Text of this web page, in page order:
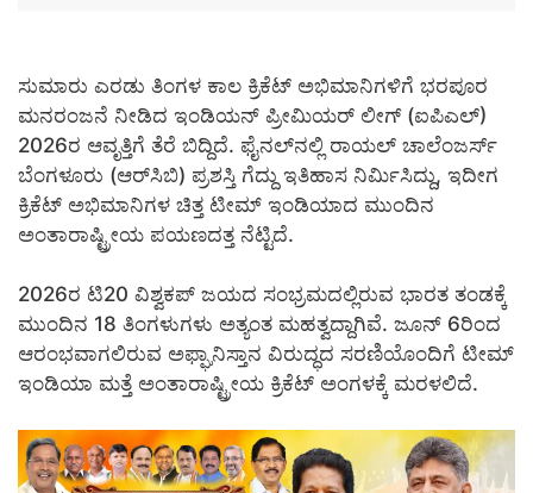
ಸುಮಾರು ಎರಡು ತಿಂಗಳ ಕಾಲ ಕ್ರಿಕೆಟ್ ಅಭಿಮಾನಿಗಳಿಗೆ ಭರಪೂರ
ಮನರಂಜನೆ ನೀಡಿದ ಇಂಡಿಯನ್ ಪ್ರೀಮಿಯರ್ ಲೀಗ್ (ಐಪಿಎಲ್)
2026ರ ಆವೃತ್ತಿಗೆ ತೆರೆ ಬಿದ್ದಿದೆ. ಫೈನಲ್‌ನಲ್ಲಿ ರಾಯಲ್ ಚಾಲೆಂಜರ್ಸ್
ಬೆಂಗಳೂರು (ಆರ್‌ಸಿಬಿ) ಪ್ರಶಸ್ತಿ ಗೆದ್ದು ಇತಿಹಾಸ ನಿರ್ಮಿಸಿದ್ದು, ಇದೀಗ
ಕ್ರಿಕೆಟ್ ಅಭಿಮಾನಿಗಳ ಚಿತ್ತ ಟೀಮ್ ಇಂಡಿಯಾದ ಮುಂದಿನ
ಅಂತಾರಾಷ್ಟ್ರೀಯ ಪಯಣದತ್ತ ನೆಟ್ಟಿದೆ.
2026ರ ಟಿ20 ವಿಶ್ವಕಪ್ ಜಯದ ಸಂಭ್ರಮದಲ್ಲಿರುವ ಭಾರತ ತಂಡಕ್ಕೆ
ಮುಂದಿನ 18 ತಿಂಗಳುಗಳು ಅತ್ಯಂತ ಮಹತ್ವದ್ದಾಗಿವೆ. ಜೂನ್ 6ರಿಂದ
ಆರಂಭವಾಗಲಿರುವ ಅಫ್ಘಾನಿಸ್ತಾನ ವಿರುದ್ಧದ ಸರಣಿಯೊಂದಿಗೆ ಟೀಮ್
ಇಂಡಿಯಾ ಮತ್ತೆ ಅಂತಾರಾಷ್ಟ್ರೀಯ ಕ್ರಿಕೆಟ್ ಅಂಗಳಕ್ಕೆ ಮರಳಲಿದೆ.